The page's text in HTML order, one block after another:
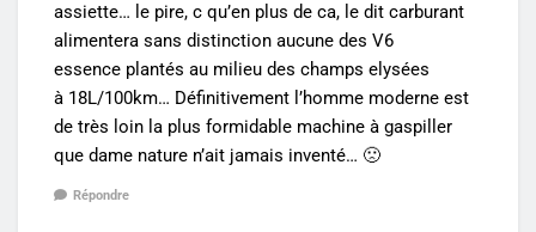
assiette… le pire, c qu’en plus de ca, le dit carburant
alimentera sans distinction aucune des V6
essence plantés au milieu des champs elysées
à 18L/100km… Définitivement l’homme moderne est
de très loin la plus formidable machine à gaspiller
que dame nature n’ait jamais inventé… 🙁
Répondre